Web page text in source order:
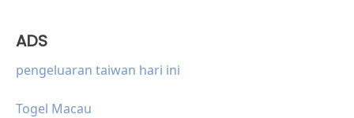
ADS
pengeluaran taiwan hari ini
Togel Macau